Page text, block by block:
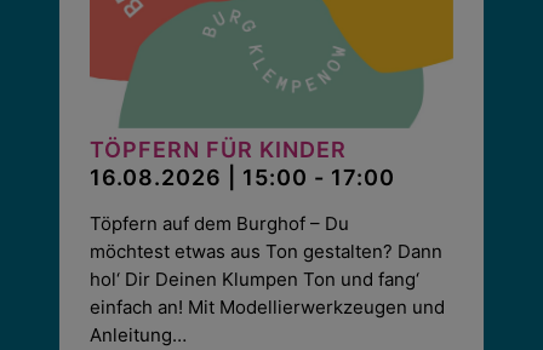
TÖPFERN FÜR KINDER
16.08.2026 | 15:00 - 17:00
Töpfern auf dem Burghof – Du
möchtest etwas aus Ton gestalten? Dann
hol‘ Dir Deinen Klumpen Ton und fang‘
einfach an! Mit Modellierwerkzeugen und
Anleitung…